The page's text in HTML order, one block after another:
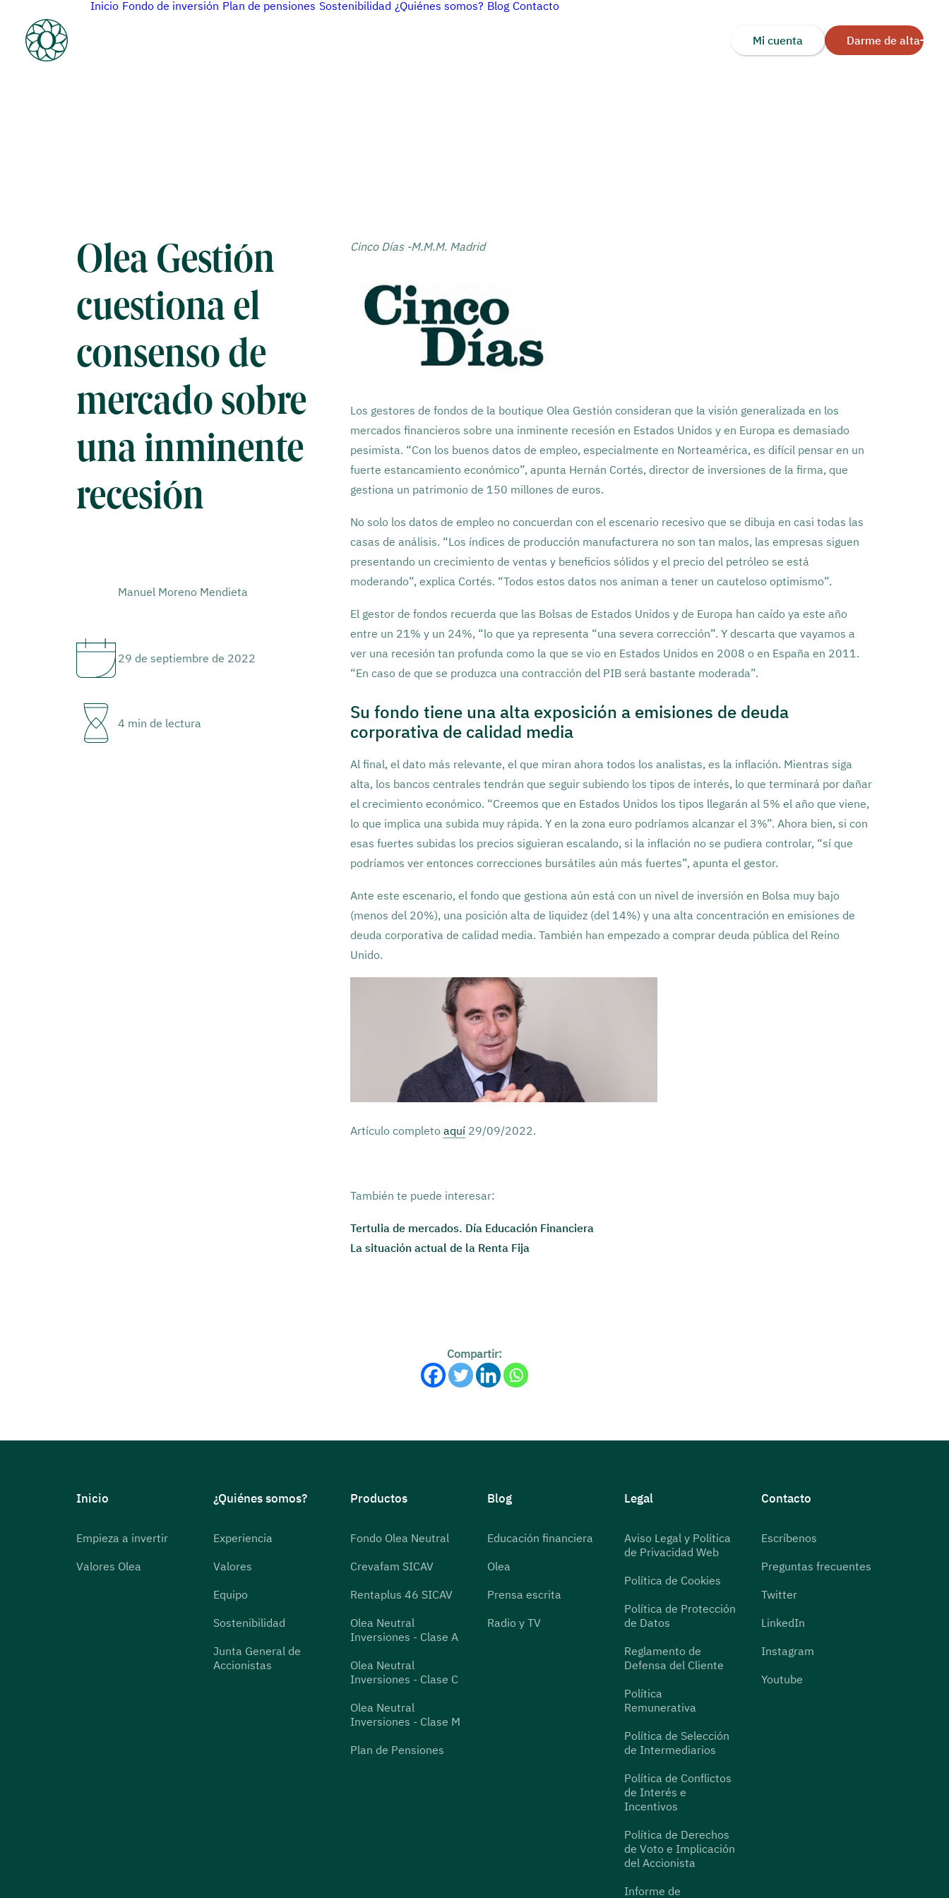
Inicio Fondo de inversión Plan de pensiones Sostenibilidad ¿Quiénes somos? Blog Contacto
Darme de alta
Mi cuenta
Olea Gestión
cuestiona el
consenso de
mercado sobre
una inminente
recesión
Manuel Moreno Mendieta
29 de septiembre de 2022
4 min de lectura
Cinco Días -M.M.M. Madrid
Los gestores de fondos de la boutique Olea Gestión consideran que la visión generalizada en los
mercados financieros sobre una inminente recesión en Estados Unidos y en Europa es demasiado
pesimista. “Con los buenos datos de empleo, especialmente en Norteamérica, es difícil pensar en un
fuerte estancamiento económico”, apunta Hernán Cortés, director de inversiones de la firma, que
gestiona un patrimonio de 150 millones de euros.
No solo los datos de empleo no concuerdan con el escenario recesivo que se dibuja en casi todas las
casas de análisis. “Los índices de producción manufacturera no son tan malos, las empresas siguen
presentando un crecimiento de ventas y beneficios sólidos y el precio del petróleo se está
moderando”, explica Cortés. “Todos estos datos nos animan a tener un cauteloso optimismo”.
El gestor de fondos recuerda que las Bolsas de Estados Unidos y de Europa han caído ya este año
entre un 21% y un 24%, “lo que ya representa “una severa corrección”. Y descarta que vayamos a
ver una recesión tan profunda como la que se vio en Estados Unidos en 2008 o en España en 2011.
“En caso de que se produzca una contracción del PIB será bastante moderada”.
Su fondo tiene una alta exposición a emisiones de deuda
corporativa de calidad media
Al final, el dato más relevante, el que miran ahora todos los analistas, es la inflación. Mientras siga
alta, los bancos centrales tendrán que seguir subiendo los tipos de interés, lo que terminará por dañar
el crecimiento económico. “Creemos que en Estados Unidos los tipos llegarán al 5% el año que viene,
lo que implica una subida muy rápida. Y en la zona euro podríamos alcanzar el 3%”. Ahora bien, si con
esas fuertes subidas los precios siguieran escalando, si la inflación no se pudiera controlar, “sí que
podríamos ver entonces correcciones bursátiles aún más fuertes”, apunta el gestor.
Ante este escenario, el fondo que gestiona aún está con un nivel de inversión en Bolsa muy bajo
(menos del 20%), una posición alta de liquidez (del 14%) y una alta concentración en emisiones de
deuda corporativa de calidad media. También han empezado a comprar deuda pública del Reino
Unido.
Artículo completo aquí 29/09/2022.
También te puede interesar:
Tertulia de mercados. Día Educación Financiera
La situación actual de la Renta Fija
Compartir:
Inicio
Empieza a invertir
Valores Olea
¿Quiénes somos?
Experiencia
Valores
Equipo
Sostenibilidad
Junta General de
Accionistas
Productos
Fondo Olea Neutral
Crevafam SICAV
Rentaplus 46 SICAV
Olea Neutral
Inversiones - Clase A
Olea Neutral
Inversiones - Clase C
Olea Neutral
Inversiones - Clase M
Plan de Pensiones
Blog
Educación financiera
Olea
Prensa escrita
Radio y TV
Legal
Aviso Legal y Política
de Privacidad Web
Política de Cookies
Política de Protección
de Datos
Reglamento de
Defensa del Cliente
Política
Remunerativa
Política de Selección
de Intermediarios
Política de Conflictos
de Interés e
Incentivos
Política de Derechos
de Voto e Implicación
del Accionista
Informe de
Contacto
Escríbenos
Preguntas frecuentes
Twitter
LinkedIn
Instagram
Youtube